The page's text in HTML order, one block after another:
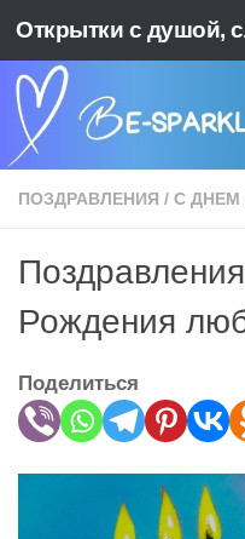
Перейти к
ПОЗДРАВЛЕНИЯ / С ДНЕМ
Рождения
Поделиться